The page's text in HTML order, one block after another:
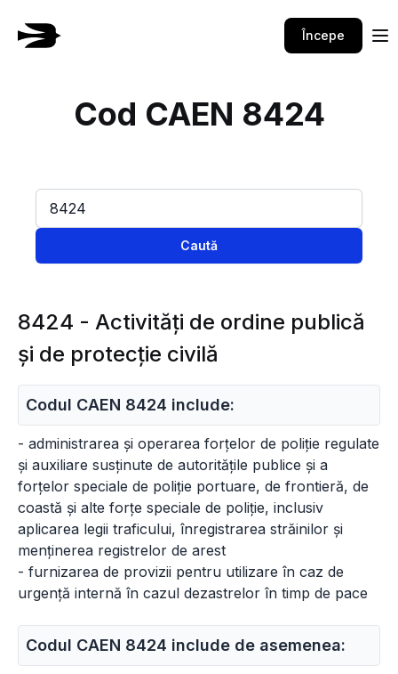
Începe
Cod CAEN 8424
Caută
8424 - Activităţi de ordine publică
şi de protecţie civilă
Codul CAEN 8424 include:
- administrarea și operarea forțelor de poliție regulate
și auxiliare susținute de autoritățile publice și a
forțelor speciale de poliție portuare, de frontieră, de
coastă și alte forțe speciale de poliție, inclusiv
aplicarea legii traficului, înregistrarea străinilor și
menținerea registrelor de arest
- furnizarea de provizii pentru utilizare în caz de
urgență internă în cazul dezastrelor în timp de pace
Codul CAEN 8424 include de asemenea: